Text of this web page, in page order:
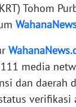
Tohom
media
dan daerah
verifikasi